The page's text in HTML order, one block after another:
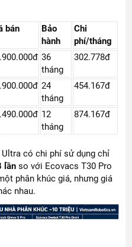
bán
Bảo
hành
Chi
phí/tháng
36
tháng
302.778đ
24
tháng
454.167đ
12
tháng
874.167đ
Ultra có chi phí sử dụng chỉ
lần so với Ecovacs T30 Pro
phân khúc giá, nhưng giá
nhau.